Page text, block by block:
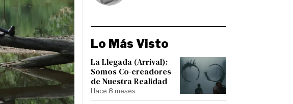
Lo Más Visto
La Llegada (Arrival):
Somos Co-creadores
de Nuestra Realidad
Hace 8 meses